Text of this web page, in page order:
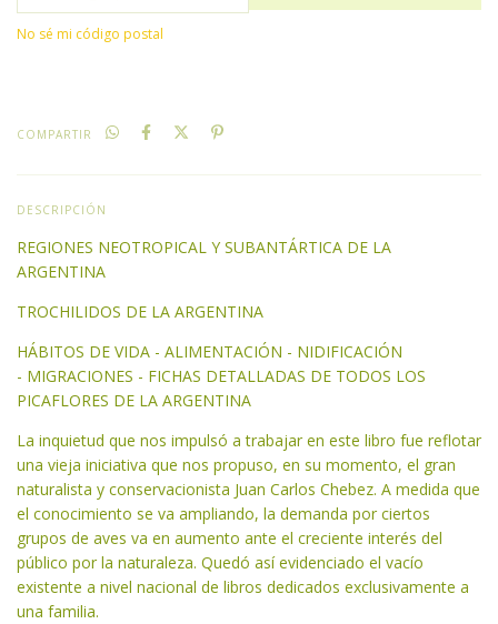
No sé mi código postal
COMPARTIR
DESCRIPCIÓN
REGIONES NEOTROPICAL Y SUBANTÁRTICA DE LA
ARGENTINA
TROCHILIDOS DE LA ARGENTINA
HÁBITOS DE VIDA - ALIMENTACIÓN - NIDIFICACIÓN
- MIGRACIONES - FICHAS DETALLADAS DE TODOS LOS
PICAFLORES DE LA ARGENTINA
La inquietud que nos impulsó a trabajar en este libro fue reflotar
una vieja iniciativa que nos propuso, en su momento, el gran
naturalista y conservacionista Juan Carlos Chebez. A medida que
el conocimiento se va ampliando, la demanda por ciertos
grupos de aves va en aumento ante el creciente interés del
público por la naturaleza. Quedó así evidenciado el vacío
existente a nivel nacional de libros dedicados exclusivamente a
una familia.